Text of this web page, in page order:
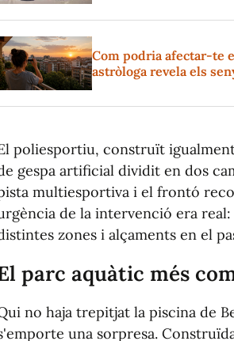
Com podria afectar-te
astròloga revela els
poliesportiu, construït
gespa artificial dividit en dos
multiesportiva i el frontó
de la intervenció era
zones i alçaments en el
parc aquàtic més
no haja trepitjat la piscina de
una sorpresa.